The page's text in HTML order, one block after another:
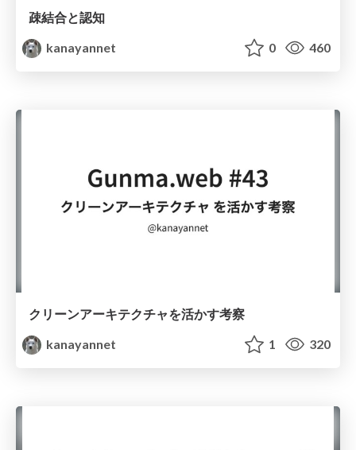
疎結合と認知
kanayannet
0 460
クリーンアーキテクチャを活かす考察
kanayannet
1 320